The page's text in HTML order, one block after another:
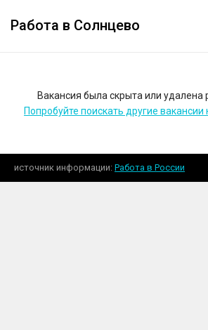
Работа в Солнцево
Вакансия была скрыта или удалена
Попробуйте поискать другие
источник информации Работа в России